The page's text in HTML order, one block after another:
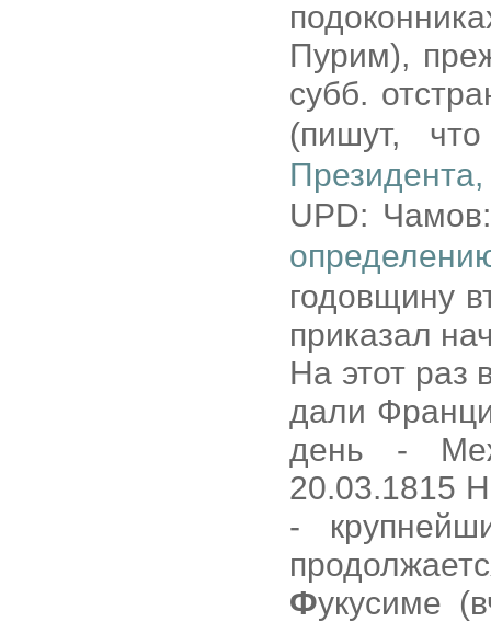
Пурим),
субб.
(пишут,
UPD:
годовщину
приказал
На этот раз
дали
день -
20.03.1815
-
Фукусиме